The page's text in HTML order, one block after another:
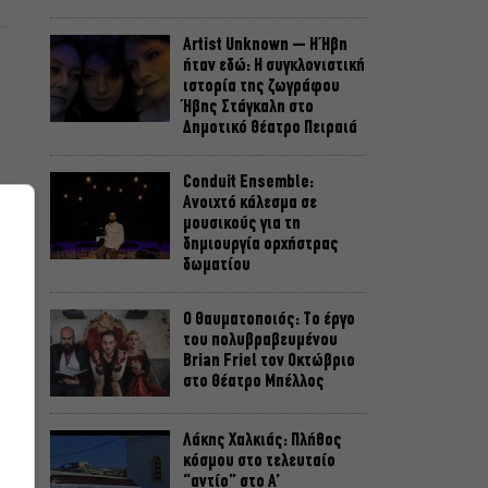
Artist Unknown – Η Ήβη
ήταν εδώ: Η συγκλονιστική
ιστορία της ζωγράφου
Ήβης Στάγκαλη στο
Δημοτικό Θέατρο Πειραιά
Conduit Ensemble:
Ανοιχτό κάλεσμα σε
μουσικούς για τη
δημιουργία ορχήστρας
δωματίου
Ο Θαυματοποιός: Το έργο
του πολυβραβευμένου
Brian Friel τον Οκτώβριο
στο Θέατρο Μπέλλος
Λάκης Χαλκιάς: Πλήθος
κόσμου στο τελευταίο
“αντίο” στο Α’